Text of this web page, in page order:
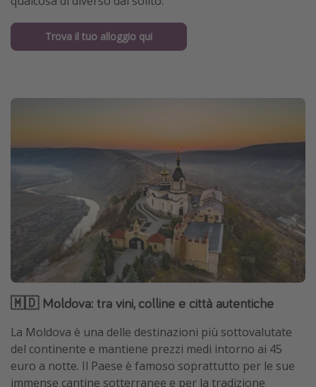
Trova il tuo alloggio qui
🇲🇩 Moldova: tra vini, colline e città autentiche
La Moldova è una delle destinazioni più sottovalutate
del continente e mantiene prezzi medi intorno ai 45
euro a notte. Il Paese è famoso soprattutto per le sue
immense cantine sotterranee e per la tradizione